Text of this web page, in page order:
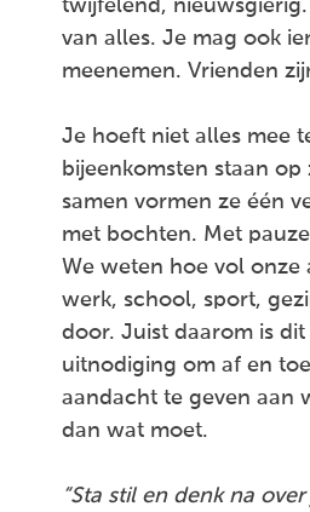
twijfelend,
van alles. Je mag ook
meenemen. Vrienden
Je hoeft niet alles mee
bijeenkomsten staan
samen vormen ze één
met bochten. Met
We weten hoe vol onze
werk, school, sport,
door. Juist daarom is
uitnodiging om af en
aandacht te geven aan
dan wat moet.
“Sta stil en denk na over